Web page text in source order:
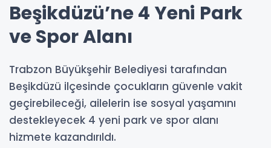
Beşikdüzü’ne 4 Yeni Park
ve Spor Alanı
Trabzon Büyükşehir Belediyesi tarafından
Beşikdüzü ilçesinde çocukların güvenle vakit
geçirebileceği, ailelerin ise sosyal yaşamını
destekleyecek 4 yeni park ve spor alanı
hizmete kazandırıldı.